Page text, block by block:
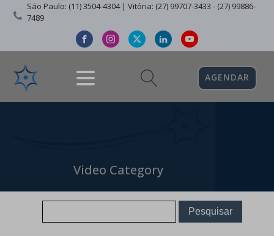
São Paulo: (11) 3504-4304 | Vitória: (27) 99707-3433 - (27) 99886-
7489
AGENDAR
Video Category